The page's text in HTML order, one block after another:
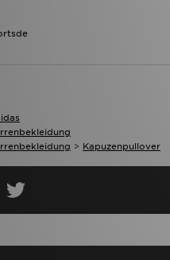
> Kapuzenpullover